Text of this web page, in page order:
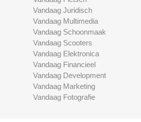
Vandaag Juridisch
Vandaag Multimedia
Vandaag Schoonmaak
Vandaag Scooters
Vandaag Elektronica
Vandaag Financieel
Vandaag Development
Vandaag Marketing
Vandaag Fotografie